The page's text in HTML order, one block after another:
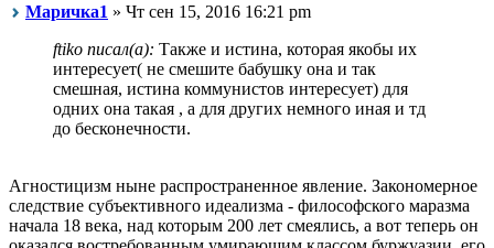
Маричка1 » Чт сен 15, 2016 16:21 pm
ftiko писал(а): Также и истина, которая якобы их
интересует( не смешите бабушку она и так
смешная, истина коммунистов интересует) для
одних она такая , а для других немного иная и тд
до бесконечности.
Агностицизм ныне распространенное явление. Закономерное
следствие субъективного идеализма - философского маразма
начала 18 века, над которым 200 лет смеялись, а вот теперь он